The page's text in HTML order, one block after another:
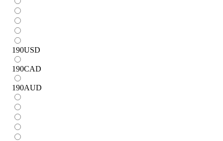
190USD
190CAD
190AUD